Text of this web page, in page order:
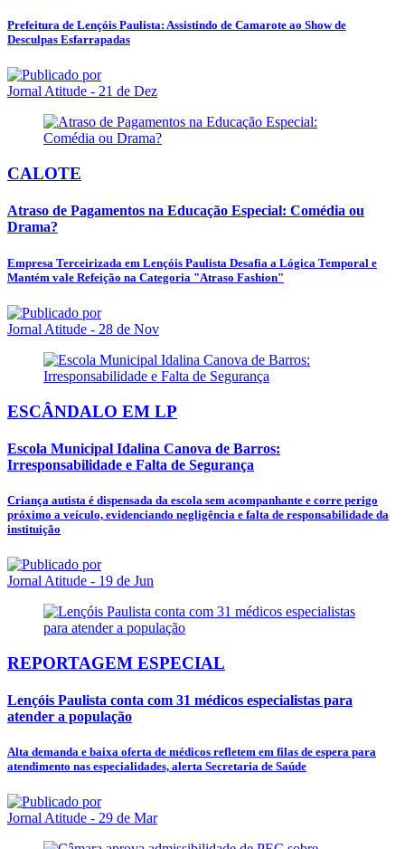
Prefeitura de Lençóis Paulista: Assistindo de Camarote ao Show de
Desculpas Esfarrapadas
Jornal Atitude - 21 de Dez
CALOTE
Atraso de Pagamentos na Educação Especial: Comédia ou
Drama?
Empresa Terceirizada em Lençóis Paulista Desafia a Lógica Temporal e
Mantém vale Refeição na Categoria "Atraso Fashion"
Jornal Atitude - 28 de Nov
ESCÂNDALO EM LP
Escola Municipal Idalina Canova de Barros:
Irresponsabilidade e Falta de Segurança
Criança autista é dispensada da escola sem acompanhante e corre perigo
próximo a veículo, evidenciando negligência e falta de responsabilidade da
instituição
Jornal Atitude - 19 de Jun
REPORTAGEM ESPECIAL
Lençóis Paulista conta com 31 médicos especialistas para
atender a população
Alta demanda e baixa oferta de médicos refletem em filas de espera para
atendimento nas especialidades, alerta Secretaria de Saúde
Jornal Atitude - 29 de Mar